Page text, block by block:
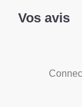
Vos avis